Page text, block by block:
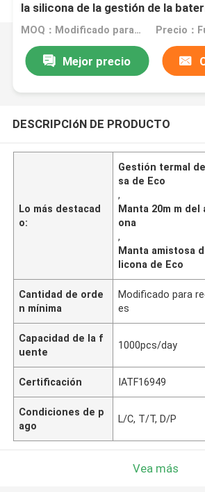
la silicona de la gestión de la
Eco
MOQ：Modificado para requisitos particulares
Mejor precio
DESCRIPCIóN DE PRODUCTO
Lo más destacad
o:
Gestión termal
sa de Eco
,
Manta 20m m
ona
,
Manta amistosa
licona de Eco
Cantidad de orde
n mínima
Modificado para
es
Capacidad de la f
uente
1000pcs/day
Certificación IATF16949
Condiciones de p
ago
L/C, T/T, D/P
Vea más